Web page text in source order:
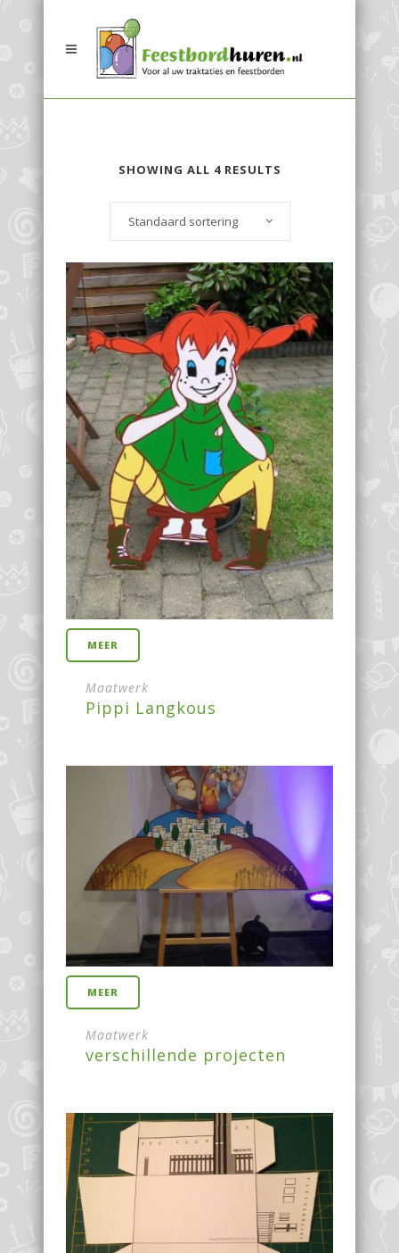
SHOWING ALL 4 RESULTS
Standaard sortering
MEER
Maatwerk
Pippi Langkous
MEER
Maatwerk
verschillende projecten